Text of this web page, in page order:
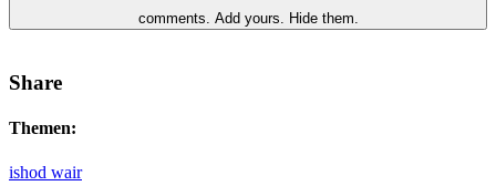
comments. Add yours. Hide them.
Share
Themen:
ishod wair